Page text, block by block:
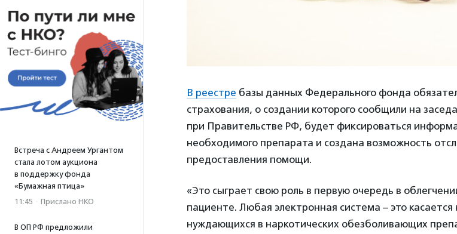
Встреча с Андреем Ургантом
стала лотом аукциона
в поддержку фонда
«Бумажная птица»
11:45 · Прислано НКО
В ОП РФ предложили
В реестре базы данных Федерального фонда
страхования, о создании которого сообщили на
при Правительстве РФ, будет фиксироваться
необходимого препарата и создана возможность
предоставления помощи.
«Это сыграет свою роль в первую очередь в
пациенте. Любая электронная система – это
нуждающихся в наркотических обезболивающих